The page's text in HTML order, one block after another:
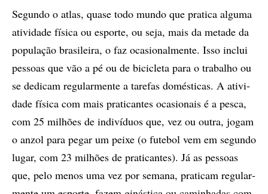
Se­gun­do o atlas, qua­se todo mun­do que pra­ti­ca al­gu­ma
ati­vi­da­de fí­si­ca ou es­por­te, ou seja, mais da me­ta­de da
po­pu­la­ção bra­si­lei­ra, o faz oca­si­o­nal­men­te. Isso in­clui
pes­so­as que vão a pé ou de bi­ci­cle­ta para o tra­ba­lho ou
se de­di­cam re­gu­lar­men­te a ta­re­fas do­més­ti­cas. A ati­vi­
da­de fí­si­ca com mais pra­ti­can­tes oca­­si­o­nais é a pes­ca,
com 25 mi­lhõ­es de in­di­ví­­du­os que, vez ou ou­tra, jo­gam
o an­zol para pe­gar um pei­xe (o fu­te­bol vem em se­gun­do
lu­gar, com 23 mi­lhõ­es de pra­ti­can­tes). Já as pes­so­as
que, pelo me­nos uma vez por se­ma­na, pra­ti­cam re­gu­lar­